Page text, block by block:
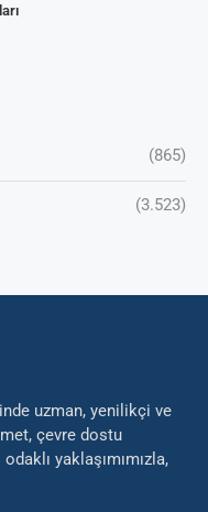
(865)
(3.523)
uzman, yenilikçi ve
çevre dostu
yaklaşımımızla,